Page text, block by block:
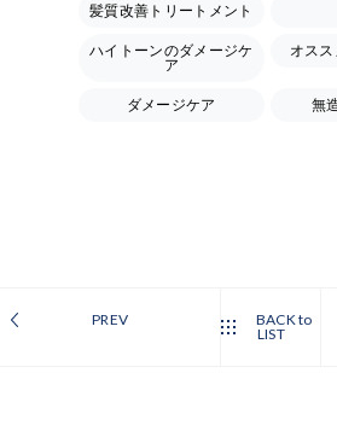
髪質改善トリートメント
ハイトーンのダメージケ
ア
オス
ダメージケア 無
PREV
BACK to
LIST